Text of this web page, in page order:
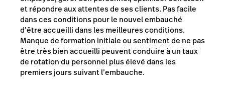
et répondre aux attentes de ses clients. Pas facile
dans ces conditions pour le nouvel embauché
d’être accueilli dans les meilleures conditions.
Manque de formation initiale ou sentiment de ne pas
être très bien accueilli peuvent conduire à un taux
de rotation du personnel plus élevé dans les
premiers jours suivant l’embauche.